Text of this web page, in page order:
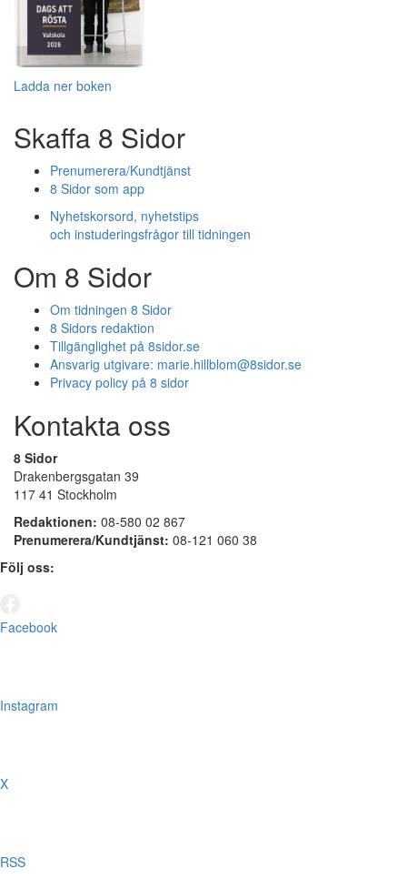
Ladda ner boken
Skaffa 8 Sidor
Prenumerera/Kundtjänst
8 Sidor som app
Nyhetskorsord, nyhetstips
och instuderingsfrågor till tidningen
Om 8 Sidor
Om tidningen 8 Sidor
8 Sidors redaktion
Tillgänglighet på 8sidor.se
Ansvarig utgivare: marie.hillblom@8sidor.se
Privacy policy på 8 sidor
Kontakta oss
8 Sidor
Drakenbergsgatan 39
117 41 Stockholm
Redaktionen: 08-580 02 867
Prenumerera/Kundtjänst: 08-121 060 38
Följ oss:
Facebook
Instagram
X
RSS